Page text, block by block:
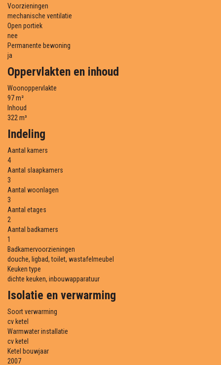
Voorzieningen
mechanische ventilatie
Open portiek
nee
Permanente bewoning
ja
Oppervlakten en inhoud
Woonoppervlakte
97 m²
Inhoud
322 m³
Indeling
Aantal kamers
4
Aantal slaapkamers
3
Aantal woonlagen
3
Aantal etages
2
Aantal badkamers
1
Badkamervoorzieningen
douche, ligbad, toilet, wastafelmeubel
Keuken type
dichte keuken, inbouwapparatuur
Isolatie en verwarming
Soort verwarming
cv ketel
Warmwater installatie
cv ketel
Ketel bouwjaar
2007